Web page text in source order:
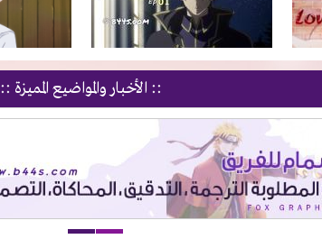
1, 2, 3 & 4of 10
:: الأخبار والمواضيع المميزة ::